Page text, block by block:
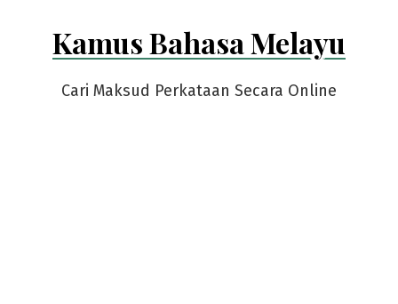
Kamus Bahasa Melayu
Cari Maksud Perkataan Secara Online